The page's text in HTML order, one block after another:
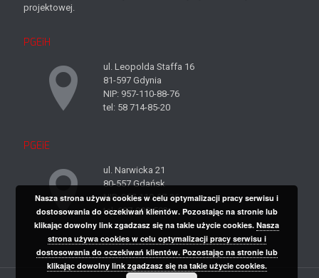
projektowej.
PGEiH
ul. Leopolda Staffa 16
81-597 Gdynia
NIP: 957-110-88-76
tel: 58 714-85-20
PGEiE
ul. Narwicka 21
80-557 Gdańsk
NIP: 957-110-67-36
tel: 697-909-503
Nasza strona używa cookies w celu optymalizacji pracy serwisu i
dostosowania do oczekiwań klientów. Pozostając na stronie lub
klikając dowolny link zgadzasz się na takie użycie cookies.Nasza
strona używa cookies w celu optymalizacji pracy serwisu i
dostosowania do oczekiwań klientów. Pozostając na stronie lub
klikając dowolny link zgadzasz się na takie użycie cookies.